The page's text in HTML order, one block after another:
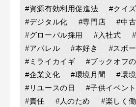
#資源有効利用促進法
#クイズ
#デジタル化
#専門店
#中
#グローバル採用
#入社式
#アパレル
#本好き
#スポ
#ミライカイギ
#ブックオフ
#企業文化
#環境月間
#環
#リユースの日
#子供イベント
#責任
#人のため #楽しく働